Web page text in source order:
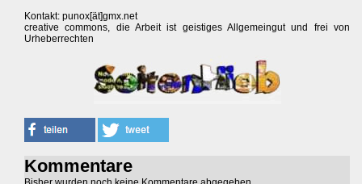
Kontakt: punox[ät]gmx.net
creative commons, die Arbeit ist geistiges Allgemeingut und frei von
Urheberrechten
Kommentare